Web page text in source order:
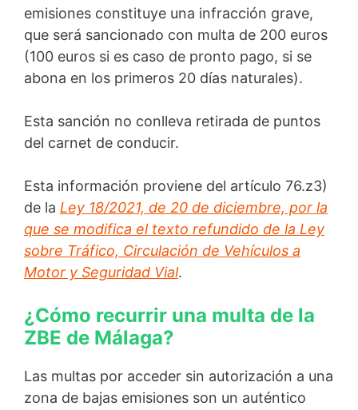
emisiones constituye una infracción grave,
que será sancionado con multa de 200 euros
(100 euros si es caso de pronto pago, si se
abona en los primeros 20 días naturales).
Esta sanción no conlleva retirada de puntos
del carnet de conducir.
Esta información proviene del artículo 76.z3)
de la Ley 18/2021, de 20 de diciembre, por la
que se modifica el texto refundido de la Ley
sobre Tráfico, Circulación de Vehículos a
Motor y Seguridad Vial.
¿Cómo recurrir una multa de la
ZBE de Málaga?
Las multas por acceder sin autorización a una
zona de bajas emisiones son un auténtico